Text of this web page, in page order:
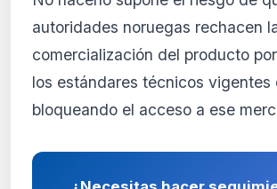
autoridades noruegas rechacen
comercialización del producto
los estándares técnicos vigentes
bloqueando el acceso a ese